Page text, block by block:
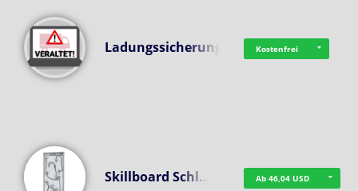
Ladungssicherung Kostenfrei
Skillboard Schl… Ab 46,04 USD